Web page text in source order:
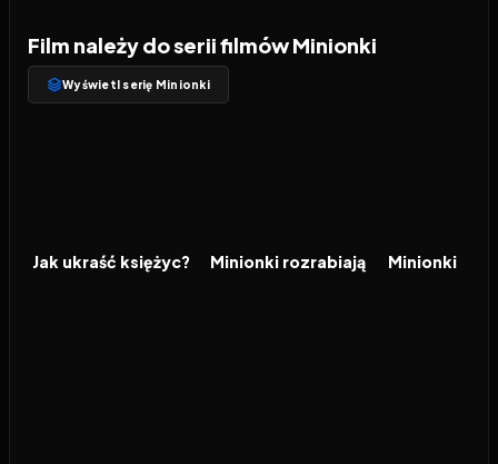
Film należy do serii filmów Minionki
Wyświetl serię Minionki
FILM
Jak ukraść księżyc? FILM
Minionki rozrabiają FILM
Minionki